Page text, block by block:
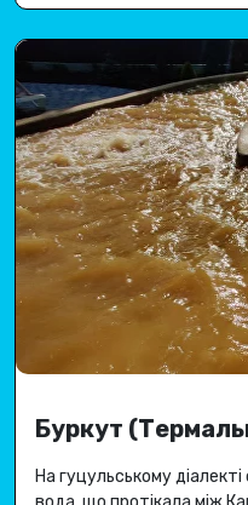
Буркут
На гуцульському